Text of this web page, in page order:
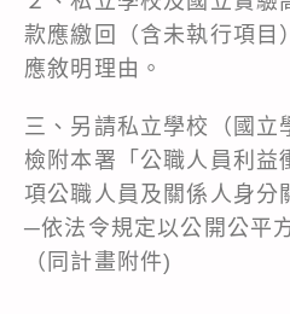
款應繳回（含未執行項目
應敘明理由。
三、另請私立學校（國立
檢附本署「公職人員利益
項公職人員及關係人身分
─依法令規定以公開公平
（同計畫附件)